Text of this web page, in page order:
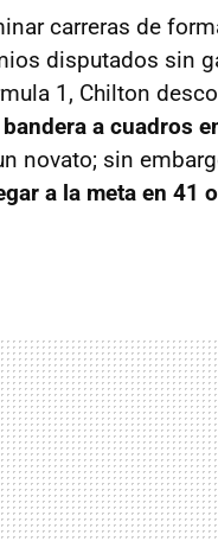
carreras de
disputados sin
1, Chilton
a cuadros
novato; sin
a la meta en 41